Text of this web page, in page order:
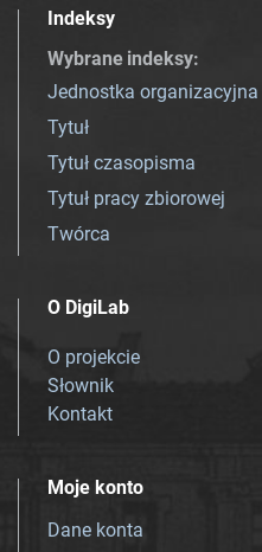
Indeksy
Wybrane indeksy:
Jednostka organizacyjna
Tytuł
Tytuł czasopisma
Tytuł pracy zbiorowej
Twórca
O DigiLab
O projekcie
Słownik
Kontakt
Moje konto
Dane konta